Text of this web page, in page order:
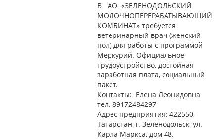
В АО «ЗЕЛЕНОДОЛЬСКИЙ
МОЛОЧНОПЕРЕРАБАТЫВАЮЩИЙ
КОМБИНАТ» требуется
ветеринарный врач (женский
пол) для работы с программой
Меркурий. Официальное
трудоустройство, достойная
заработная плата, социальный
пакет.
Контакты: Елена Леонидовна
тел. 89172484297
Адрес предприятия: 422550,
Татарстан, г. Зеленодольск, ул.
Карла Маркса, дом 48.